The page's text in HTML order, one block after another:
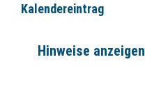
Kalendereintrag
Hinweise anzeigen